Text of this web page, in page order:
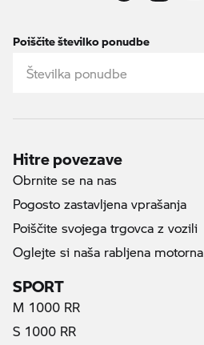
Poiščite številko ponudbe
Hitre povezave
Obrnite se na nas
Pogosto zastavljena vprašanja
Poiščite svojega trgovca z vozili
Oglejte si naša rabljena
SPORT
M 1000 RR
S 1000 RR